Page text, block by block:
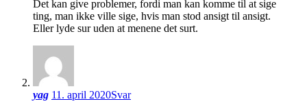
Det kan give problemer, fordi man kan komme til at sige
ting, man ikke ville sige, hvis man stod ansigt til ansigt.
Eller lyde sur uden at menene det surt.
yag 11. april 2020Svar